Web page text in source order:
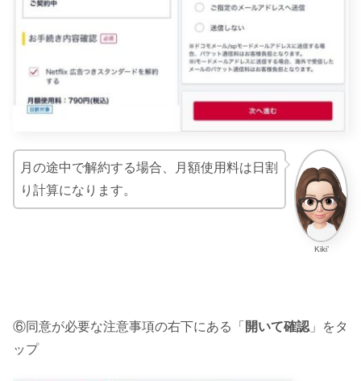
Kiki’
月の途中で解約する場合、月額使用料は日割
り計算になります。
⑥同意が必要な注意事項の右下にある「 開いて確認 」をタ
ップ